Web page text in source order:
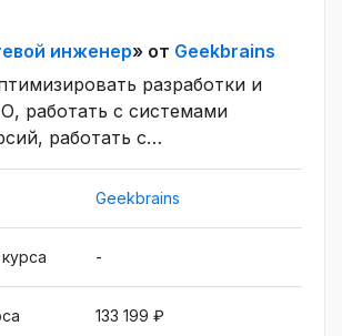
инженер» от Geekbrains
разработки и
работать с системами
работать с
системами и
основные процессы
на DevOps-инженера:
Geekbrains
-
133 199 ₽